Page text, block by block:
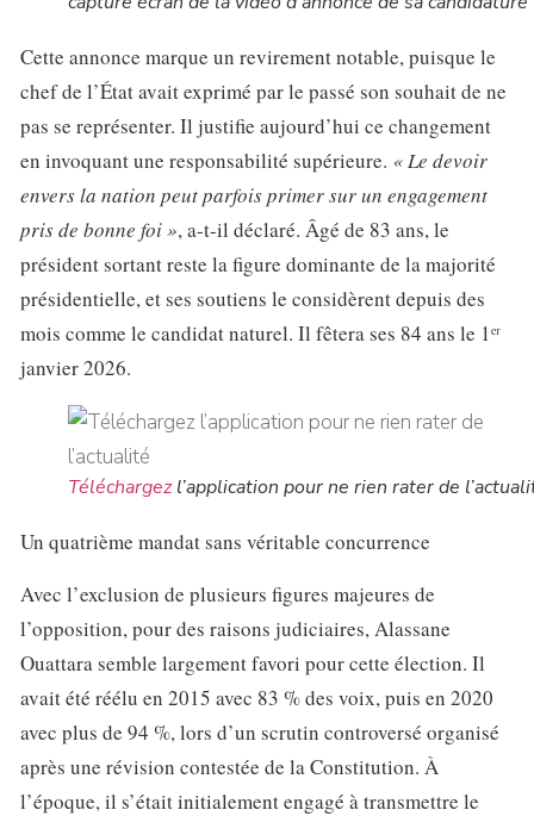
Cette annonce marque un revirement notable, puisque le
chef de l’État avait exprimé par le passé son souhait de ne
pas se représenter. Il justifie aujourd’hui ce changement
en invoquant une responsabilité supérieure. « Le devoir
envers la nation peut parfois primer sur un engagement
pris de bonne foi », a-t-il déclaré. Âgé de 83 ans, le
président sortant reste la figure dominante de la majorité
présidentielle, et ses soutiens le considèrent depuis des
mois comme le candidat naturel. Il fêtera ses 84 ans le 1ᵉʳ
janvier 2026.
Téléchargezl’application pour ne rien rater de
Un quatrième mandat sans véritable concurrence
Avec l’exclusion de plusieurs figures majeures de
l’opposition, pour des raisons judiciaires, Alassane
Ouattara semble largement favori pour cette élection. Il
avait été réélu en 2015 avec 83 % des voix, puis en 2020
avec plus de 94 %, lors d’un scrutin controversé organisé
après une révision contestée de la Constitution. À
l’époque, il s’était initialement engagé à transmettre le